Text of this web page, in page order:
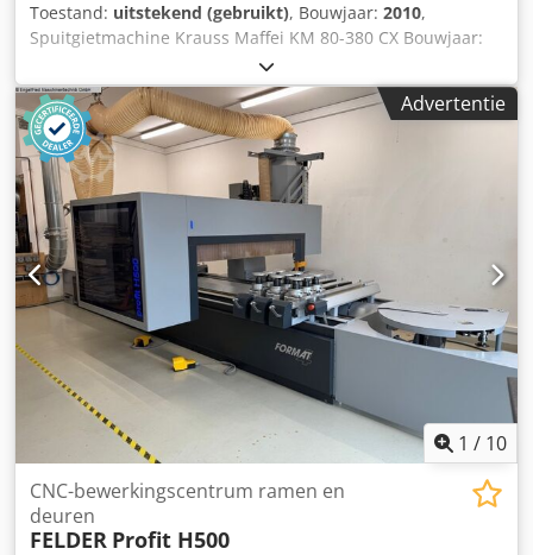
Toestand: uitstekend (gebruikt), Bouwjaar: 2010,
Spuitgietmachine Krauss Maffei KM 80-380 CX Bouwjaar:
2010 Chodoxw Upfepfx Actja Sluitunit Sluitkracht: 800 kN
Afmetingen klemplaten (H × V): 670 × 670 mm Vrije ruimte
tussen de kolommen (H × V): 420 × 420 mm Matrijshoogte
(min./max.): 250 mm Maximale opening: 750 mm Injectie-
eenheid Schroefdiameter: 40 mm Injectievolume: 201 cm³
Injectiegewicht (PS): 183 g Injectiedruk: 1860 bar Elektro-
hydraulische uitrusting Pompmotorvermogen: 15 kW
Verwarmingsvermogen: 10,9 kW Afmetingen en gewicht
Afmetingen machine (l × b × h): 4,09 × 1,48 × 2,02 m
Gewicht (inclusief schakelkast): 3,55 t
Advertentie
1 / 10
CNC-bewerkingscentrum ramen en
deuren
FELDER Profit H500